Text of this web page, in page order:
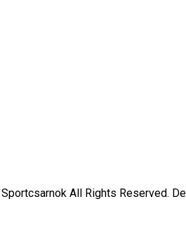
All Rights Reserved.